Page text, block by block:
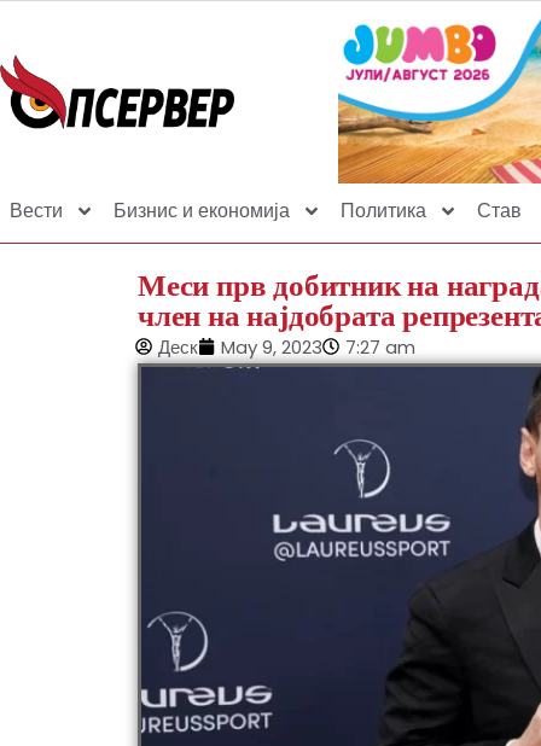
Вести Бизнис и економија Политика Став
Меси прв добитник на
член на најдобрата
Деск May 9, 2023 7:27 am